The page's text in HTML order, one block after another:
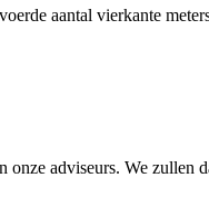
aantal vierkante
adviseurs. We zullen